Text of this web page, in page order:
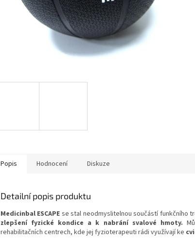
Popis Hodnocení Diskuze
Detailní popis produktu
Medicinbal ESCAPE se stal neodmyslitelnou součástí funkčního
zlepšení fyzické kondice a k nabrání svalové hmoty.
rehabilitačních centrech, kde jej fyzioterapeuti rádi využívají ke